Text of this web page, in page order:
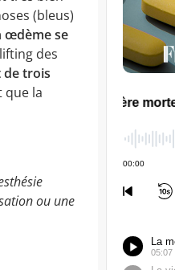
(bleus)
œdème se
des
de trois
que la
ou une